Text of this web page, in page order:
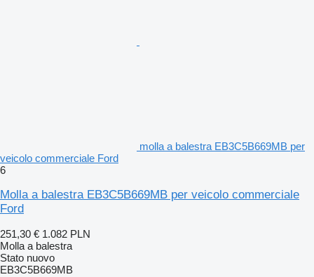
molla a balestra EB3C5B669MB per
veicolo commerciale Ford
6
Molla a balestra EB3C5B669MB per veicolo commerciale
Ford
251,30 € 1.082 PLN
Molla a balestra
Stato nuovo
EB3C5B669MB